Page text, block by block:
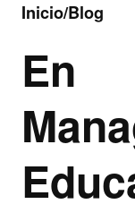
Inicio/Blog
En